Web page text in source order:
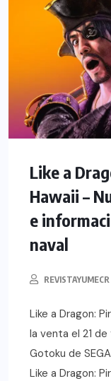
Like a
Hawaii –
e
naval
REVISTAYUMECR
Like a Dragon:
la venta el 21
Gotoku de
Like a Dragon: